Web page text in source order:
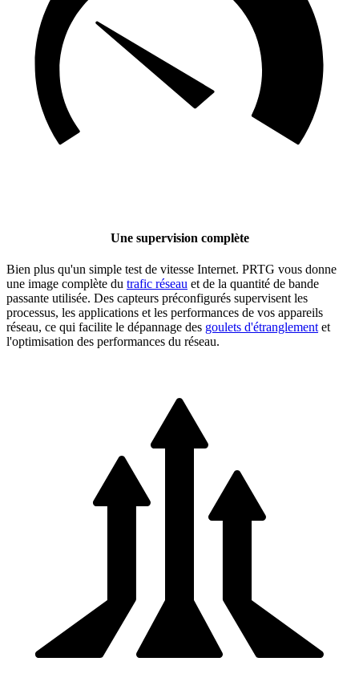
Une supervision complète
Bien plus qu'un simple test de vitesse Internet. PRTG vous donne
une image complète du trafic réseau et de la quantité de bande
passante utilisée. Des capteurs préconfigurés supervisent les
processus, les applications et les performances de vos appareils
réseau, ce qui facilite le dépannage des goulets d'étranglement et
l'optimisation des performances du réseau.